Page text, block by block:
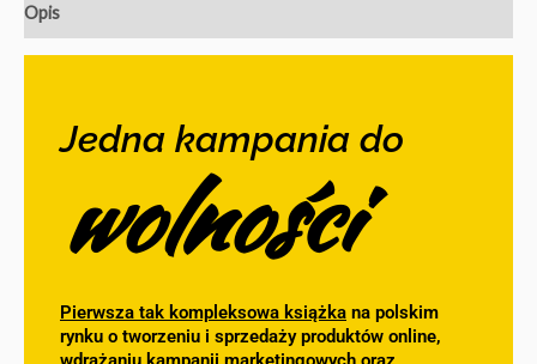
Opis
Jedna kampania do
wolności
Pierwsza tak kompleksowa książka na polskim
rynku o tworzeniu i sprzedaży produktów online,